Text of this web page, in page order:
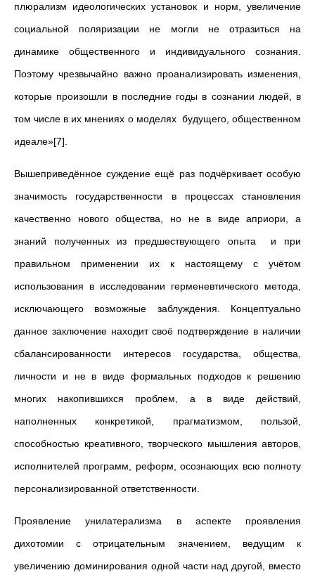
плюрализм идеологических установок и норм, увеличение
социальной поляризации не могли не отразиться на
динамике общественного и индивидуального сознания.
Поэтому чрезвычайно важно проанализировать изменения,
которые произошли в последние годы в сознании людей, в
том числе в их мнениях о моделях будущего, общественном
идеале»[7].
Вышеприведённое суждение ещё раз подчёркивает особую
значимость государственности в процессах становления
качественно нового общества, но не в виде априори, а
знаний полученных из предшествующего опыта и при
правильном применении их к настоящему с учётом
использования в исследовании герменевтического метода,
исключающего возможные заблуждения. Концептуально
данное заключение находит своё подтверждение в наличии
сбалансированности интересов государства, общества,
личности и не в виде формальных подходов к решению
многих накопившихся проблем, а в виде действий,
наполненных конкретикой, прагматизмом, пользой,
способностью креативного, творческого мышления авторов,
исполнителей программ, реформ, осознающих всю полноту
персонализированной ответственности.
Проявление унилатерализма в аспекте проявления
дихотомии с отрицательным значением, ведущим к
увеличению доминирования одной части над другой, вместо